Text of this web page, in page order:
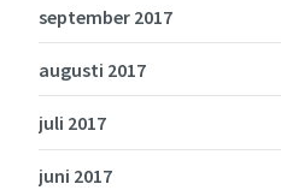
september 2017
augusti 2017
juli 2017
juni 2017